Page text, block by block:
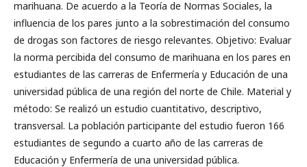
marihuana. De acuerdo a la Teoría de Normas Sociales, la
influencia de los pares junto a la sobrestimación del consumo
de drogas son factores de riesgo relevantes. Objetivo: Evaluar
la norma percibida del consumo de marihuana en los pares en
estudiantes de las carreras de Enfermería y Educación de una
universidad pública de una región del norte de Chile. Material y
método: Se realizó un estudio cuantitativo, descriptivo,
transversal. La población participante del estudio fueron 166
estudiantes de segundo a cuarto año de las carreras de
Educación y Enfermería de una universidad pública.